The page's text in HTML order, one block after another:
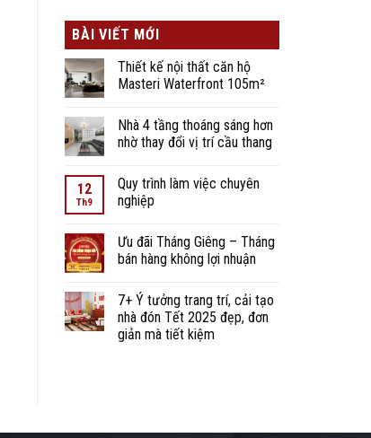
BÀI VIẾT MỚI
Thiết kế nội thất căn hộ
Masteri Waterfront 105m²
Nhà 4 tầng thoáng sáng hơn
nhờ thay đổi vị trí cầu thang
12
Th9
Quy trình làm việc chuyên
nghiệp
Ưu đãi Tháng Giêng – Tháng
bán hàng không lợi nhuận
7+ Ý tưởng trang trí, cải tạo
nhà đón Tết 2025 đẹp, đơn
giản mà tiết kiệm